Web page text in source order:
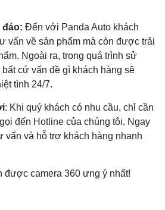
đáo: Đến với Panda Auto khách
vấn về sản phẩm mà còn được trải
Ngoài ra, trong quá trình sử
cứ vấn đề gì khách hàng sẽ
tình 24/7.
: Khi quý khách có nhu cầu, chỉ cần
đến Hotline của chúng tôi. Ngay
vấn và hỗ trợ khách hàng nhanh
được camera 360 ưng ý nhất!